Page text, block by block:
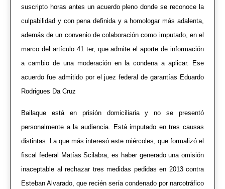
suscripto horas antes un acuerdo pleno donde se reconoce la
culpabilidad y con pena definida y a homologar más adalenta,
además de un convenio de colaboración como imputado, en el
marco del artículo 41 ter, que admite el aporte de información
a cambio de una moderación en la condena a aplicar. Ese
acuerdo fue admitido por el juez federal de garantías Eduardo
Rodrigues Da Cruz
Bailaque está en prisión domiciliaria y no se presentó
personalmente a la audiencia. Está imputado en tres causas
distintas. La que más interesó este miércoles, que formalizó el
fiscal federal Matías Scilabra, es haber generado una omisión
inaceptable al rechazar tres medidas pedidas en 2013 contra
Esteban Alvarado, que recién sería condenado por narcotráfico